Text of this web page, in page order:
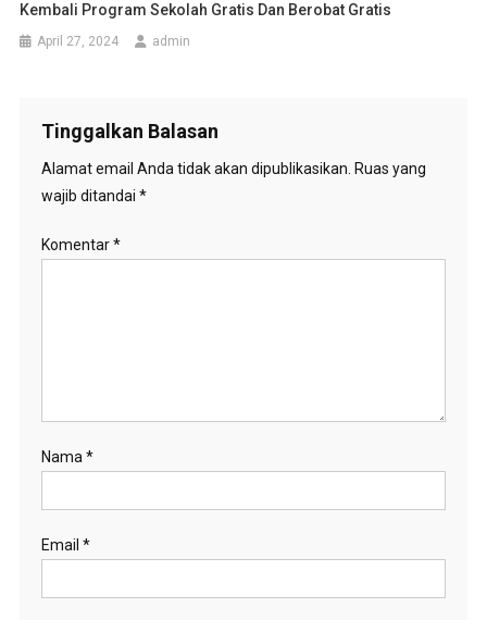
Kembali Program Sekolah Gratis Dan Berobat Gratis
April 27, 2024 admin
Tinggalkan Balasan
Alamat email Anda tidak akan dipublikasikan. Ruas yang
wajib ditandai *
Komentar*
Nama*
Email *